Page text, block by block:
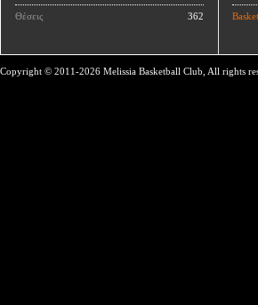
Θέσεις 362
Copyright © 2011-2026 Melissia Basketball Club, All rights